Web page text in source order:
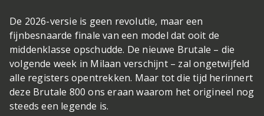
De 2026-versie is geen revolutie, maar een
fijnbesnaarde finale van een model dat ooit de
middenklasse opschudde. De nieuwe Brutale – die
volgende week in Milaan verschijnt – zal ongetwijfeld
alle registers opentrekken. Maar tot die tijd herinnert
deze Brutale 800 ons eraan waarom het origineel nog
steeds een legende is.